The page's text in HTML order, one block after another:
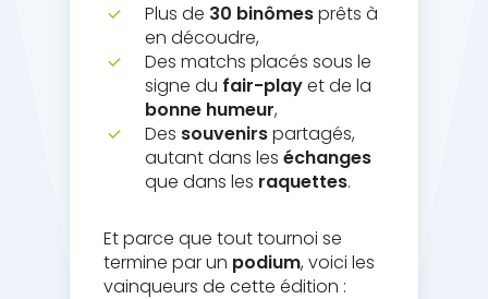
Plus de 30 binômesprêts à
en découdre,
Des matchs placés sous le
signe du fair-playet de la
bonne humeur,
Des souvenirspartagés,
autant dans leséchanges
que dans les raquettes.
Et parce que tout tournoi se
termine par un podium, voici les
vainqueurs de cette édition :